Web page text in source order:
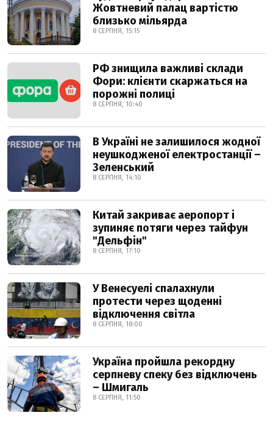
Жовтневий палац вартістю
близько мільярда
8 СЕРПНЯ, 15:15
РФ знищила важливі склади
Фори: клієнти скаржаться на
порожні полиці
8 СЕРПНЯ, 10:40
В Україні не залишилося жодної
неушкодженої електростанції –
Зеленський
8 СЕРПНЯ, 14:10
Китай закриває аеропорт і
зупиняє потяги через тайфун
"Дельфін"
8 СЕРПНЯ, 17:10
У Венесуелі спалахнули
протести через щоденні
відключення світла
8 СЕРПНЯ, 18:00
Україна пройшла рекордну
серпневу спеку без відключень
– Шмигаль
8 СЕРПНЯ, 11:50